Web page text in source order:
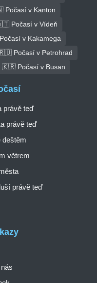
v Kanton
Počasí v Vídeň
v Kakamega
Počasí v Petrohrad
🇰🇷 Počasí v Busan
právě teď
právě teď
deštěm
větrem
právě teď